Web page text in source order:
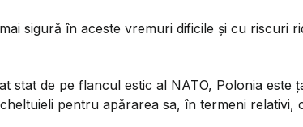
sigură în aceste vremuri dificile și cu riscuri
stat de pe flancul estic al NATO, Polonia este
pentru apărarea sa, în termeni relativi,